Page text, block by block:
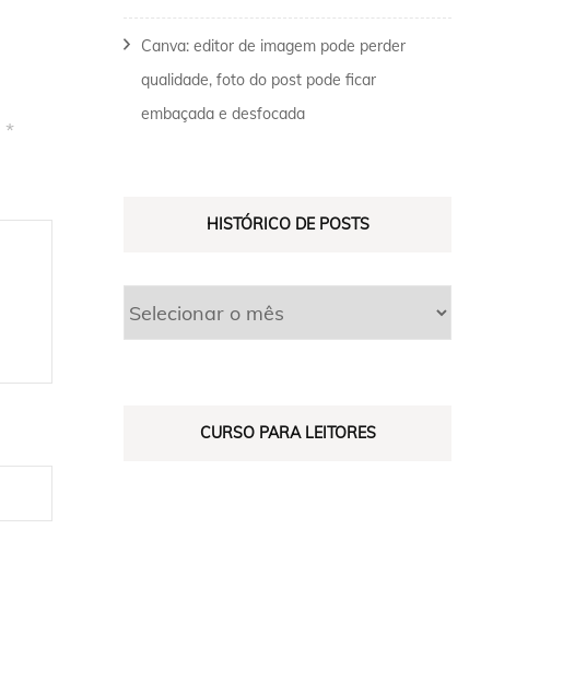
*
Canva: editor de imagem pode perder
qualidade, foto do post pode ficar
embaçada e desfocada
HISTÓRICO DE POSTS
CURSO PARA LEITORES